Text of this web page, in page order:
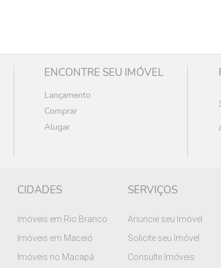
ENCONTRE SEU IMÓVEL
Lançamento
Comprar
Alugar
CIDADES
Imóveis em Rio Branco
Imóveis em Maceió
Imóveis no Macapá
SERVIÇOS
Anuncie seu Imóvel
Solicite seu Imóvel
Consulte Imóveis